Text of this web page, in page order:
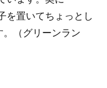
を置いてちょっとし
（グリーンラン